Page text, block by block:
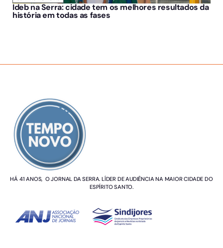
Ideb na Serra: cidade tem os melhores resultados da
história em todas as fases
HÁ 41 ANOS, O JORNAL DA SERRA. LÍDER DE AUDIÊNCIA NA MAIOR CIDADE DO
ESPÍRITO SANTO.